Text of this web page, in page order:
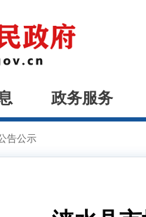
政务服务
告公示